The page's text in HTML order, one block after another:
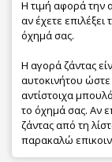
Η τιμή αφορά την
αν έχετε
όχημά σας.
Η αγορά ζάντας
αυτοκινήτου ώστε
αντίστοιχα
το όχημά σας. Αν
ζάντας από τη
παρακαλώ